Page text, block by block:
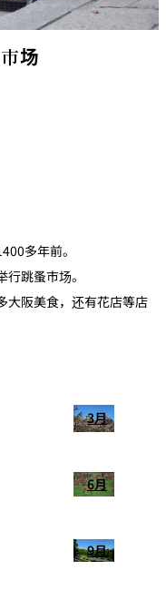
场
多年前。
跳蚤市场。
大阪美食，还有花店等店
3月
6月
9月